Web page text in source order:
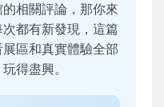
相關評論，那你來
都有新發現，這篇
區和真實體驗全部
得盡興。